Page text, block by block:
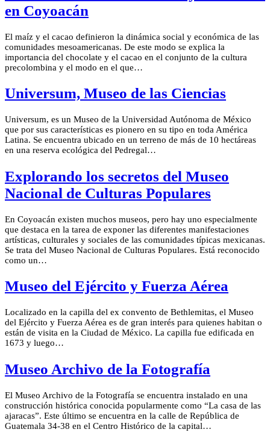
en Coyoacán
El maíz y el cacao definieron la dinámica social y económica de las
comunidades mesoamericanas. De este modo se explica la
importancia del chocolate y el cacao en el conjunto de la cultura
precolombina y el modo en el que…
Universum, Museo de las Ciencias
Universum, es un Museo de la Universidad Autónoma de México
que por sus características es pionero en su tipo en toda América
Latina. Se encuentra ubicado en un terreno de más de 10 hectáreas
en una reserva ecológica del Pedregal…
Explorando los secretos del Museo
Nacional de Culturas Populares
En Coyoacán existen muchos museos, pero hay uno especialmente
que destaca en la tarea de exponer las diferentes manifestaciones
artísticas, culturales y sociales de las comunidades típicas mexicanas.
Se trata del Museo Nacional de Culturas Populares. Está reconocido
como un…
Museo del Ejército y Fuerza Aérea
Localizado en la capilla del ex convento de Bethlemitas, el Museo
del Ejército y Fuerza Aérea es de gran interés para quienes habitan o
están de visita en la Ciudad de México. La capilla fue edificada en
1673 y luego…
Museo Archivo de la Fotografía
El Museo Archivo de la Fotografía se encuentra instalado en una
construcción histórica conocida popularmente como “La casa de las
ajaracas”. Este último se encuentra en la calle de República de
Guatemala 34-38 en el Centro Histórico de la capital…